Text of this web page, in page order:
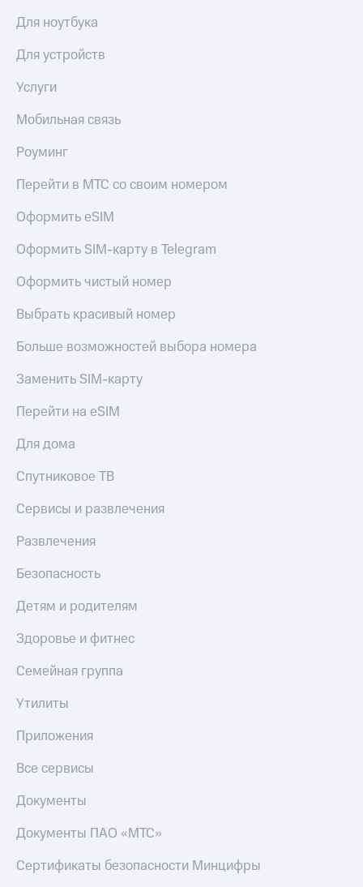
Для ноутбука
Для устройств
Услуги
Мобильная связь
Роуминг
Перейти в МТС со своим номером
Оформить eSIM
Оформить SIM-карту в Telegram
Оформить чистый номер
Выбрать красивый номер
Больше возможностей выбора номера
Заменить SIM-карту
Перейти на eSIM
Для дома
Спутниковое ТВ
Сервисы и развлечения
Развлечения
Безопасность
Детям и родителям
Здоровье и фитнес
Семейная группа
Утилиты
Приложения
Все сервисы
Документы
Документы ПАО «МТС»
Сертификаты безопасности Минцифры